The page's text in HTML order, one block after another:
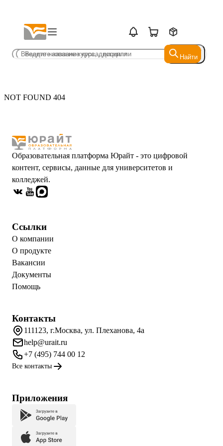
Найти
Найти
NOT FOUND 404
Образовательная платформа Юрайт - это цифровой
контент, сервисы, данные для университетов и
колледжей.
Ссылки
О компании
О продукте
Вакансии
Документы
Помощь
Контакты
111123, г.Москва, ул. Плеханова, 4а
help@urait.ru
+7 (495) 744 00 12
Все контакты
Приложения